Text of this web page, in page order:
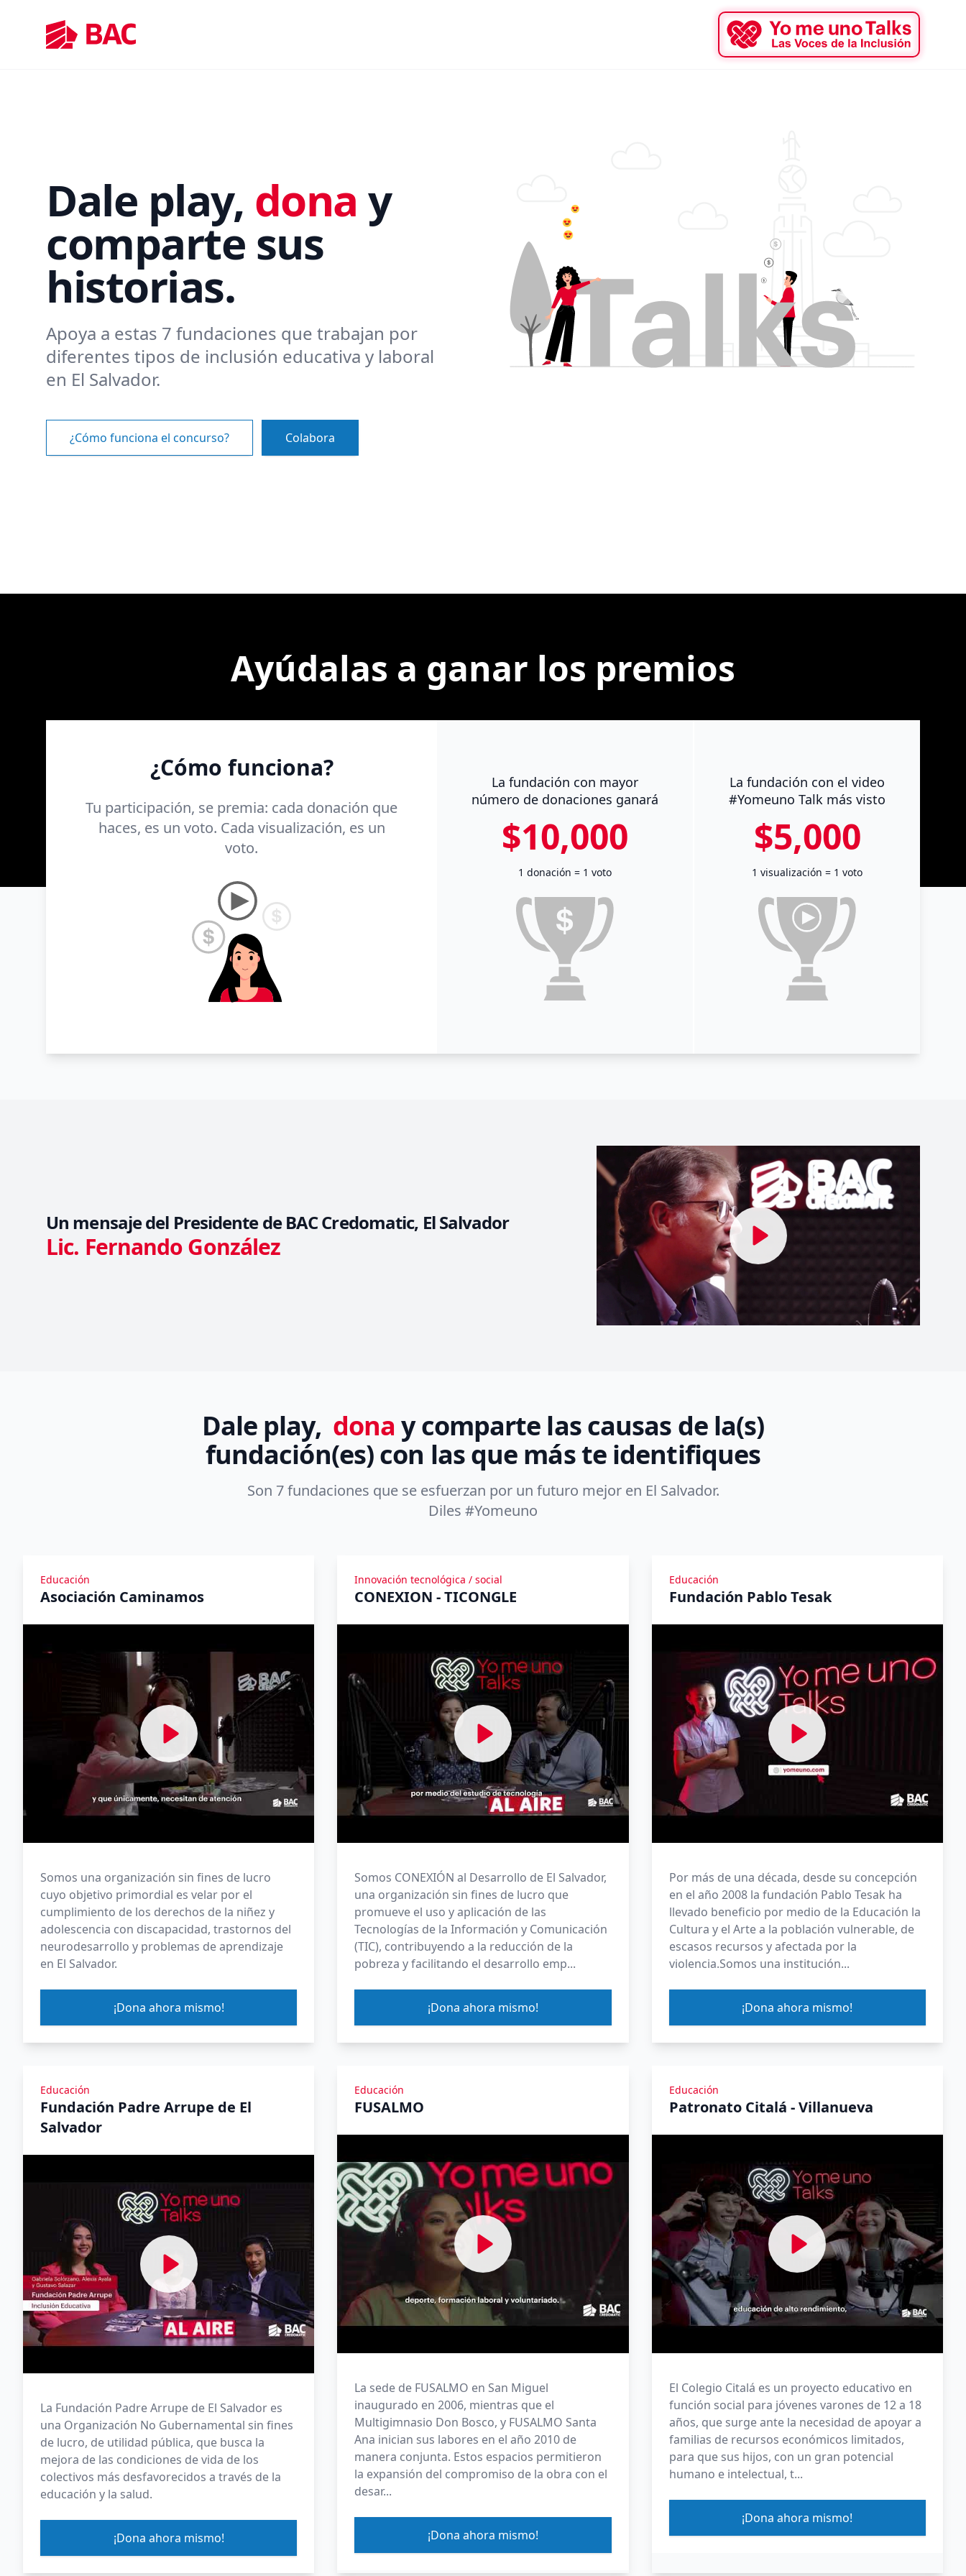
Dale play, dona y
comparte sus
historias.
Apoya a estas 7 fundaciones que trabajan por
diferentes tipos de inclusión educativa y laboral
en El Salvador.
¿Cómo funciona el concurso? Colabora
Ayúdalas a ganar los premios
¿Cómo funciona?
Tu participación, se premia: cada donación que
haces, es un voto. Cada visualización, es un
voto.
La fundación con mayor
número de donaciones ganará
$10,000
1 donación = 1 voto
La fundación con el video
#Yomeuno Talk más visto
$5,000
1 visualización = 1 voto
Un mensaje del Presidente de BAC Credomatic, El Salvador
Lic. Fernando González
Dale play, dona y comparte las causas de la(s)
fundación(es) con las que más te identifiques
Son 7 fundaciones que se esfuerzan por un futuro mejor en El Salvador.
Diles #Yomeuno
Educación
Asociación Caminamos
Somos una organización sin fines de lucro
cuyo objetivo primordial es velar por el
cumplimiento de los derechos de la niñez y
adolescencia con discapacidad, trastornos del
neurodesarrollo y problemas de aprendizaje
en El Salvador.
¡Dona ahora mismo!
Innovación tecnológica / social
CONEXION - TICONGLE
Somos CONEXIÓN al Desarrollo de El Salvador,
una organización sin fines de lucro que
promueve el uso y aplicación de las
Tecnologías de la Información y Comunicación
(TIC), contribuyendo a la reducción de la
pobreza y facilitando el desarrollo emp...
¡Dona ahora mismo!
Educación
Fundación Pablo Tesak
Por más de una década, desde su concepción
en el año 2008 la fundación Pablo Tesak ha
llevado beneficio por medio de la Educación la
Cultura y el Arte a la población vulnerable, de
escasos recursos y afectada por la
violencia.Somos una institución...
¡Dona ahora mismo!
Educación
Fundación Padre Arrupe de El
Salvador
La Fundación Padre Arrupe de El Salvador es
una Organización No Gubernamental sin fines
de lucro, de utilidad pública, que busca la
mejora de las condiciones de vida de los
colectivos más desfavorecidos a través de la
educación y la salud.
¡Dona ahora mismo!
Educación
FUSALMO
La sede de FUSALMO en San Miguel
inaugurado en 2006, mientras que el
Multigimnasio Don Bosco, y FUSALMO Santa
Ana inician sus labores en el año 2010 de
manera conjunta. Estos espacios permitieron
la expansión del compromiso de la obra con el
desar...
¡Dona ahora mismo!
Educación
Patronato Citalá - Villanueva
El Colegio Citalá es un proyecto educativo en
función social para jóvenes varones de 12 a 18
años, que surge ante la necesidad de apoyar a
familias de recursos económicos limitados,
para que sus hijos, con un gran potencial
humano e intelectual, t...
¡Dona ahora mismo!